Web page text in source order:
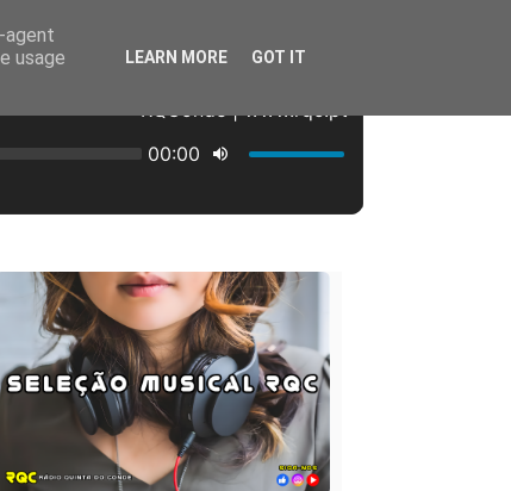
agent
usage
LEARN MORE GOT IT